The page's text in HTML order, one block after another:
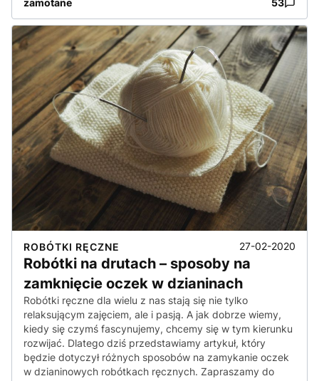
zamotane 53
ROBÓTKI RĘCZNE 27-02-2020
Robótki na drutach – sposoby na
zamknięcie oczek w dzianinach
Robótki ręczne dla wielu z nas stają się nie tylko
relaksującym zajęciem, ale i pasją. A jak dobrze wiemy,
kiedy się czymś fascynujemy, chcemy się w tym kierunku
rozwijać. Dlatego dziś przedstawiamy artykuł, który
będzie dotyczył różnych sposobów na zamykanie oczek
w dzianinowych robótkach ręcznych. Zapraszamy do